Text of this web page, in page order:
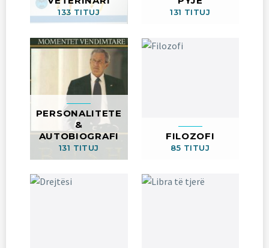
133 TITUJ 131 TITUJ
PERSONALITETE
&
AUTOBIOGRAFI
131 TITUJ
FILOZOFI
85 TITUJ